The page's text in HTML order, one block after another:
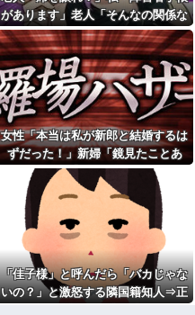
恐ろしい内容が…ｗｗｗｗ
嫁から連れ子の息子への愛が
足りないから離婚を考えてると
言われた
【画像】速水もこみちが新オ
ープンしたカフェ、サンドイッ
チ1つ3000円
wwwwwwwwwwwwwwwwww
wwwwwwww他
宅配のにーちゃんが米を配達
してくれたら、さっきから外で
話し声が…？「おすそ分けなら
五キロで良いんだけどなぁ」私
(一体誰だよ?!)→夜、友人と飲ん
でいたらピンポーン→結果
なんなのよ！！！すごいわ掃
除！！！！
【ネット史】「鏡の中のアク
トレス事件」夫は正しかったの
に、なぜ喧嘩は終わらなかった
のか
【胸糞】「食に執着がない」
があります」老人「そんなの関係な
い！」→暴言を浴びせられた直後、
周囲が動き出して…
女性「本当は私が新郎と結婚するは
ずだった！」新婦「鏡見たことあ
る？」→披露宴が一瞬で騒然となっ
て…
「佳子様」と呼んだら「バカじゃな
いの？」と激怒する隣国籍知人⇒正